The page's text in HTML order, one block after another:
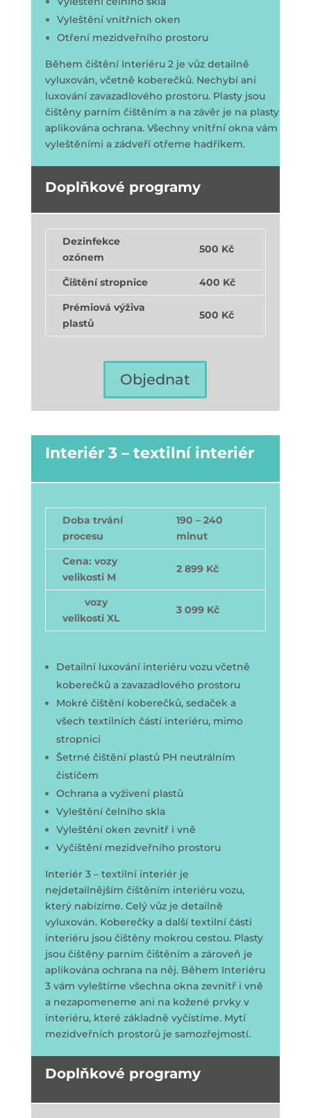
Vyleštění vnitřních oken
Otření mezidveřního prostoru
Během čištění Interiéru 2 je vůz detailně
vyluxován, včetně koberečků. Nechybí ani
luxování zavazadlového prostoru. Plasty jsou
čištěny parním čištěním a na závěr je na plasty
aplikována ochrana. Všechny vnitřní okna vám
vyleštěními a zádveří otřeme hadříkem.
Doplňkové programy
Dezinfekce
ozónem
500 Kč
Čištění stropnice
400 Kč
Prémiová výživa
plastů
500 Kč
Objednat
Interiér 3 – textilní interiér
Doba trvání
procesu
190 – 240
minut
Cena: vozy
velikosti M
2 899 Kč
vozy
velikosti XL
3 099 Kč
Detailní luxování interiéru vozu včetně
koberečků a zavazadlového prostoru
Mokré čištění koberečků, sedaček a
všech textilních částí interiéru, mimo
stropnici
Šetrné čištění plastů PH neutrálním
čističem
Ochrana a vyživení plastů
Vyleštění čelního skla
Vyleštění oken zevnitř i vně
Vyčištění mezidveřního prostoru
Interiér 3 – textilní interiér je
nejdetailnějším čištěním interiéru vozu,
který nabízíme. Celý vůz je detailně
vyluxován. Koberečky a další textilní části
interiéru jsou čištěny mokrou cestou. Plasty
jsou čištěny parním čištěním a zároveň je
aplikována ochrana na něj. Během Interiéru
3 vám vyleštíme všechna okna zevnitř i vně
a nezapomeneme ani na kožené prvky v
interiéru, které základně vyčistíme. Mytí
mezidveřních prostorů je samozřejmostí.
Doplňkové programy